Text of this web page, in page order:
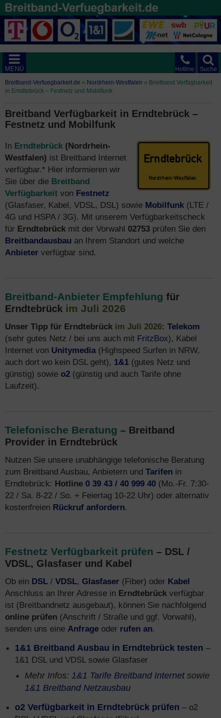
Suche
Hotline
MENÜ
Breitband-Verfuegbarkeit.de » Nordrhein-Westfalen » Breitband Verfügbarkeit
in Erndtebrück – Festnetz und Mobilfunk
Breitband Verfügbarkeit in Erndtebrück –
Festnetz und Mobilfunk
In Erndtebrück (Nordrhein-
Westfalen) ist Breitband Internet
verfügbar.* Hier informieren wir
Sie über die Breitband
Verfügbarkeit von Festnetz
(Glasfaser, Kabel, VDSL, DSL) sowie Mobilfunk (LTE /
4G und HSPA / 3G). Mit unserem Verfügbarkeitscheck
für Erndtebrück mit der Vorwahl 02753 prüfen Sie den
Breitbandausbau an Ihrem Standort und welche
Anbieter verfügbar sind.
Breitband-Anbieter Empfehlung für
Erndtebrück im Juli 2026
Unser Tipp für Erndtebrück im Juli 2026: Telekom
(sehr gutes Netz / bei uns auch mit FritzBox), Kabel
Internet von Unitymedia(Highspeed Surfen in NRW,
auch dort wo kein DSL geht), 1&1 (gutes Netz und
günstig) sowie o2 (günstig und auch Tarife ohne
Laufzeit).
Telefonische Beratung – Breitband
Provider in Erndtebrück
Nutzen Sie unsere unabhängige telefonische Beratung
zum Breitband Ausbau, Anbietern und Tarifen in
Erndtebrück: Hotline 0 39 43 / 40 999 40 (Mo.-Fr. 7:30-
22 / Sa. 8-22 / So. + Feiertag 10-22 Uhr) oder alternativ
kostenfreien Rückruf anfordern.
Festnetz Verfügbarkeit prüfen – DSL /
VDSL, Glasfaser und Kabel
Ob ein DSL / VDSL, Glasfaser (Fiber) oder Kabel
Anschluss an Ihrer Adresse in Erndtebrück verfügbar
ist (Breitbandnetz ausgebaut), können Sie nachfolgend
online prüfen (Anschrift / Straße und ggf. Vorwahl),
senden uns eine Anfrage oder rufen an.
1&1 Breitband Ausbau in Erndtebrück testen –
1&1 DSL und VDSL sowie Glasfaser
Mehr Infos: 1&1 Tarife Breitband Internetsowie
1&1 Breitband Netzausbau
o2 Verfügbarkeit in Erndtebrück prüfen – o2